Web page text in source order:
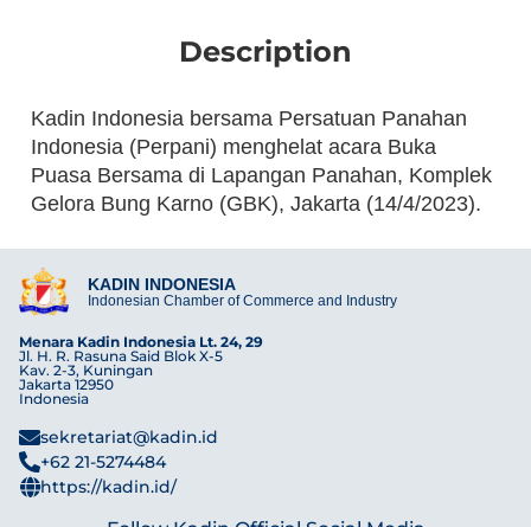
Description
Kadin Indonesia bersama Persatuan Panahan
Indonesia (Perpani) menghelat acara Buka
Puasa Bersama di Lapangan Panahan, Komplek
Gelora Bung Karno (GBK), Jakarta (14/4/2023).
KADIN INDONESIA
Indonesian Chamber of Commerce and Industry
Menara Kadin Indonesia Lt. 24, 29
Jl. H. R. Rasuna Said Blok X-5
Kav. 2-3, Kuningan
Jakarta 12950
Indonesia
sekretariat@kadin.id
+62 21-5274484
https://kadin.id/